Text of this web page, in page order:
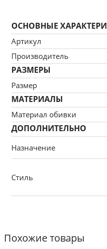
ОСНОВНЫЕ
Артикул
Производитель
РАЗМЕРЫ
Размер
МАТЕРИАЛЫ
Материал обивки
ДОПОЛНИТЕЛЬНО
Назначение
Стиль
Похожие товары